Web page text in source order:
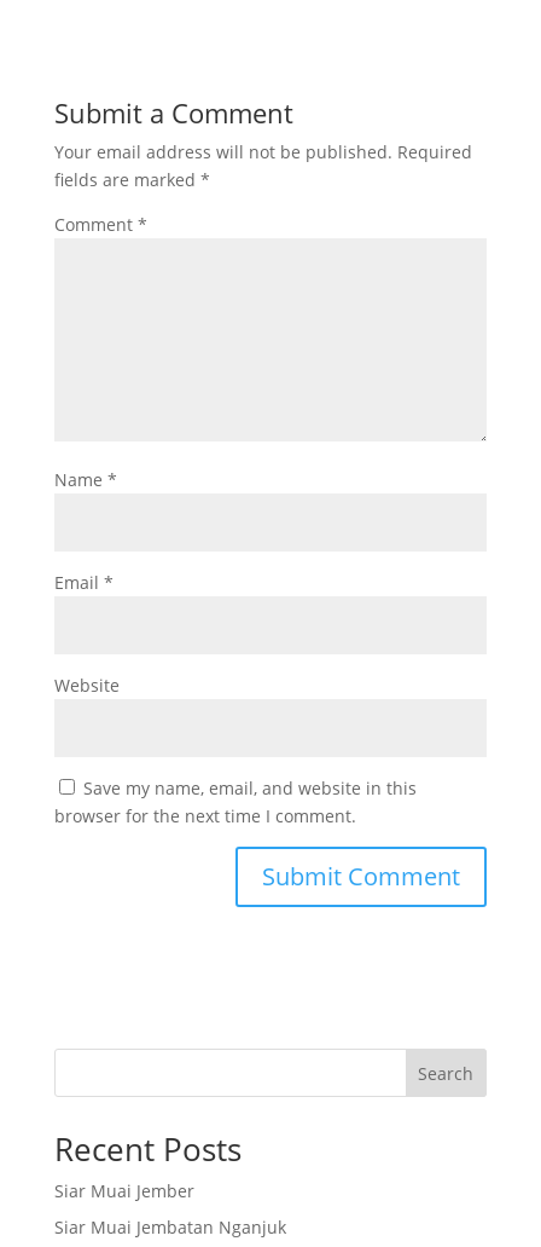
Submit a Comment
Your email address will not be published. Required
fields are marked *
Comment *
Name *
Email *
Website
Save my name, email, and website in this
browser for the next time I comment.
Search
Recent Posts
Siar Muai Jember
Siar Muai Jembatan Nganjuk